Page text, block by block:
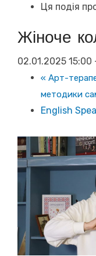
Ця подія
Жіноче
02.01.2025 15:00
« Арт-
методики
English